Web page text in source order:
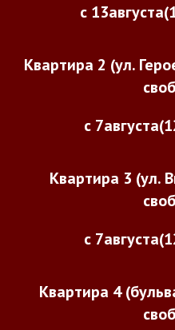
с
Квартира 2 (ул.
с 7августа
Квартира 3 (ул.
с
Квартира 4 (